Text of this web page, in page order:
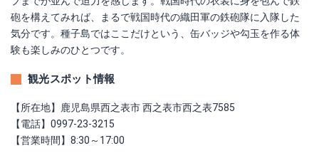
砲を構えてみれば、まるで戦国時代の織田軍の鉄砲隊に入隊した
気分です。種子島ではここだけという、缶バッジや勾玉を作る体
験も楽しみのひとつです。
観光スポット情報
【所在地】鹿児島県西之表市 西之表市西之表7585
【電話】0997-23-3215
【営業時間】8:30～17:00